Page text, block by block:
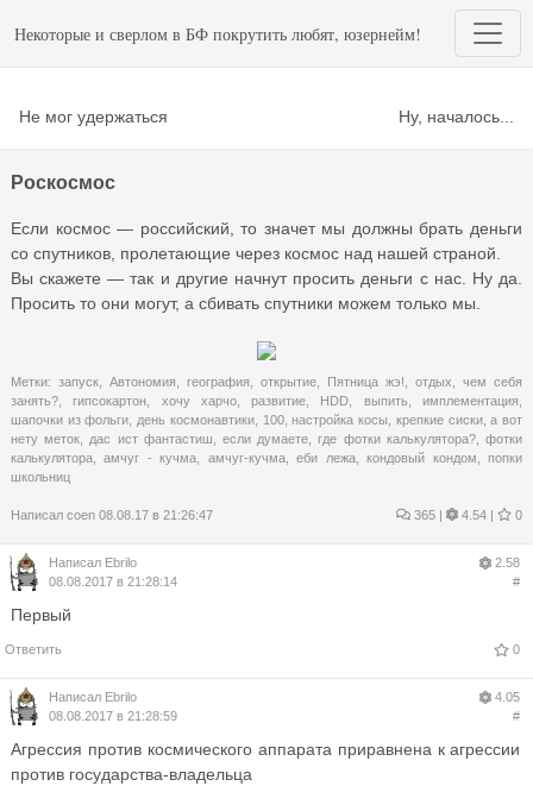
Некоторые и сверлом в БФ покрутить любят, юзернейм!
Не мог удержаться Ну, началось...
Роскосмос
Если космос — российский, то значет мы должны брать деньги
со спутников, пролетающие через космос над нашей страной.
Вы скажете — так и другие начнут просить деньги с нас. Ну да.
Просить то они могут, а сбивать спутники можем только мы.
Метки: запуск Автономия география открытие Пятница жэ! отдых
чем себя
занять? ,гипсокартон хочу харчо,развитие HDD выпить ,имплементация
шапочки из фольги
день космонавтики, 100,настройка косы крепкие сиски,а вот
нету меток
дас ист фантастиш ,если думаете ,где фотки калькулятора?,фотки
калькулятора ,амчуг - кучма амчуг-кучма,еби лежа,кондовый кондом ,попки
школьниц
Написал coen 08.08.17 в 21:26:47 365 | 4.54 | 0
Написал Ebrilo
08.08.2017 в 21:28:14
2.58
#
Первый
Ответить 0
Написал Ebrilo
08.08.2017 в 21:28:59
4.05
#
Агрессия против космического аппарата приравнена к агрессии
против государства-владельца